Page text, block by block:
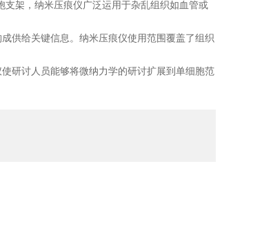
架，纳米压痕仪广泛运用于杂乱组织如血管或
供给关键信息。纳米压痕仪使用范围覆盖了组织
研讨人员能够将微纳力学的研讨扩展到单细胞范